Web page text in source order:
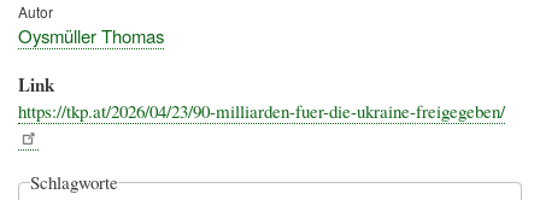
Autor
Oysmüller Thomas
Link
https://tkp.at/2026/04/23/90-milliarden-fuer-die-ukraine-freigegeben/
Schlagworte